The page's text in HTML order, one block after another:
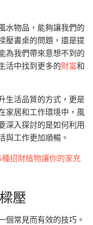
水物品，能夠讓我們的
壓書桌的問題，還是提
為我們帶來意想不到的
活中找到更多的財富和
生活品質的方式，更是
家居和工作環境中，風
深入探討的是如何利用
與工作更加順暢。
招財植物讓你的家充
壓
個常見而有效的技巧。